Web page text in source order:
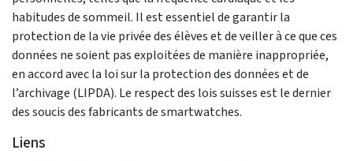
habitudes de sommeil. Il est essentiel de garantir la
protection de la vie privée des élèves et de veiller à ce que ces
données ne soient pas exploitées de manière inappropriée,
en accord avec la loi sur la protection des données et de
l’archivage (LIPDA). Le respect des lois suisses est le dernier
des soucis des fabricants de smartwatches.
Liens